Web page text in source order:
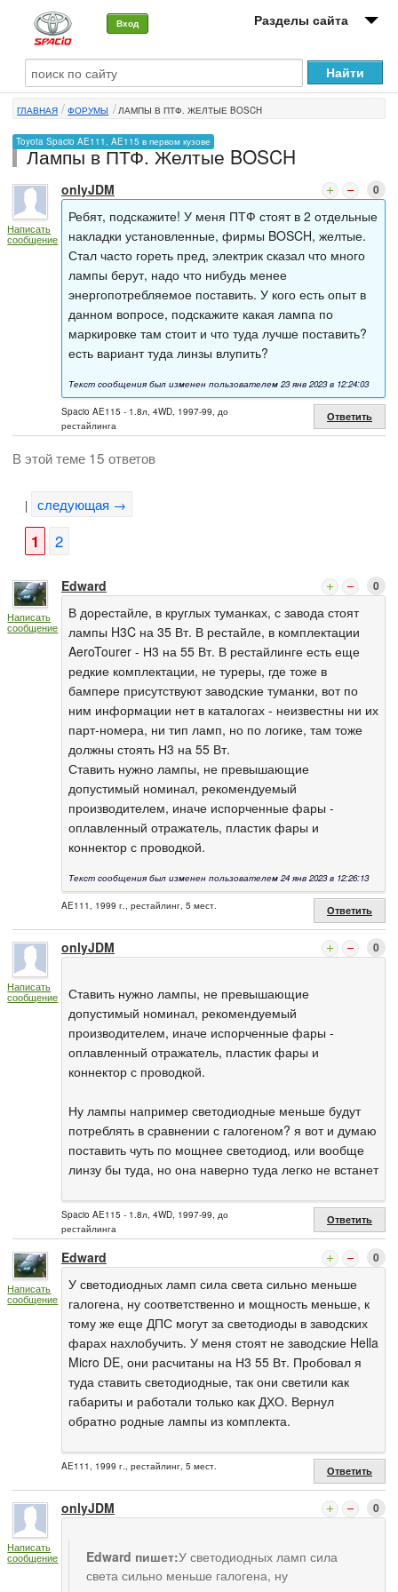
Вход Разделы сайта
О машине
Автоклуб
Форумы
Сервисы и услуги
Новости
ГЛАВНАЯ ФОРУМЫ ЛАМПЫ В ПТФ. ЖЕЛТЫЕ BOSCH
Toyota Spacio AE111, AE115 в первом кузове
Лампы в ПТФ. Желтые BOSCH
Написать
сообщение
onlyJDM 0
Ребят, подскажите! У меня ПТФ стоят в 2 отдельные
накладки установленные, фирмы BOSCH, желтые.
Стал часто гореть пред, электрик сказал что много
лампы берут, надо что нибудь менее
энергопотребляемое поставить. У кого есть опыт в
данном вопросе, подскажите какая лампа по
маркировке там стоит и что туда лучше поставить?
есть вариант туда линзы влупить?
Текст сообщения был изменен пользователем 23 янв 2023 в 12:24:03
Spacio AE115 - 1.8л, 4WD, 1997-99, до
рестайлинга
Ответить
В этой теме 15 ответов
| следующая →
1 2
Написать
сообщение
Edward 0
В дорестайле, в круглых туманках, с завода стоят
лампы H3C на 35 Вт. В рестайле, в комплектации
AeroTourer - Н3 на 55 Вт. В рестайлинге есть еще
редкие комплектации, не туреры, где тоже в
бампере присутствуют заводские туманки, вот по
ним информации нет в каталогах - неизвестны ни их
парт-номера, ни тип ламп, но по логике, там тоже
должны стоять Н3 на 55 Вт.
Ставить нужно лампы, не превышающие
допустимый номинал, рекомендуемый
производителем, иначе испорченные фары -
оплавленный отражатель, пластик фары и
коннектор с проводкой.
Текст сообщения был изменен пользователем 24 янв 2023 в 12:26:13
AE111, 1999 г., рестайлинг, 5 мест. Ответить
Написать
сообщение
onlyJDM 0
Ставить нужно лампы, не превышающие
допустимый номинал, рекомендуемый
производителем, иначе испорченные фары -
оплавленный отражатель, пластик фары и
коннектор с проводкой.
Ну лампы например светодиодные меньше будут
потреблять в сравнении с галогеном? я вот и думаю
поставить чуть по мощнее светодиод, или вообще
линзу бы туда, но она наверно туда легко не встанет
Spacio AE115 - 1.8л, 4WD, 1997-99, до
рестайлинга
Ответить
Написать
сообщение
Edward 0
У светодиодных ламп сила света сильно меньше
галогена, ну соответственно и мощность меньше, к
тому же еще ДПС могут за светодиоды в заводских
фарах нахлобучить. У меня стоят не заводские Hella
Micro DE, они расчитаны на Н3 55 Вт. Пробовал я
туда ставить светодиодные, так они светили как
габариты и работали только как ДХО. Вернул
обратно родные лампы из комплекта.
AE111, 1999 г., рестайлинг, 5 мест. Ответить
Написать
сообщение
onlyJDM 0
Edward пишет:У светодиодных ламп сила
света сильно меньше галогена, ну